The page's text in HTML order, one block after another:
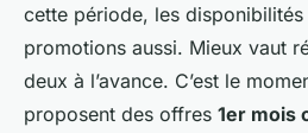
cette période, les disponibilités
promotions aussi. Mieux vaut
deux à l’avance. C’est le
proposent des offres 1er mois